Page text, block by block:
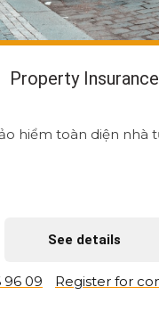
Property Insurance
hiểm toàn diện nhà
See details
96 09 Register for